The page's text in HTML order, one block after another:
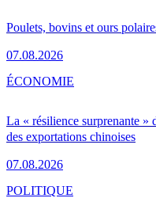
Poulets, bovins et ours
07.08.2026
La « résilience surprenante »
des exportations chinoises
07.08.2026
ÉCONOMIE
POLITIQUE